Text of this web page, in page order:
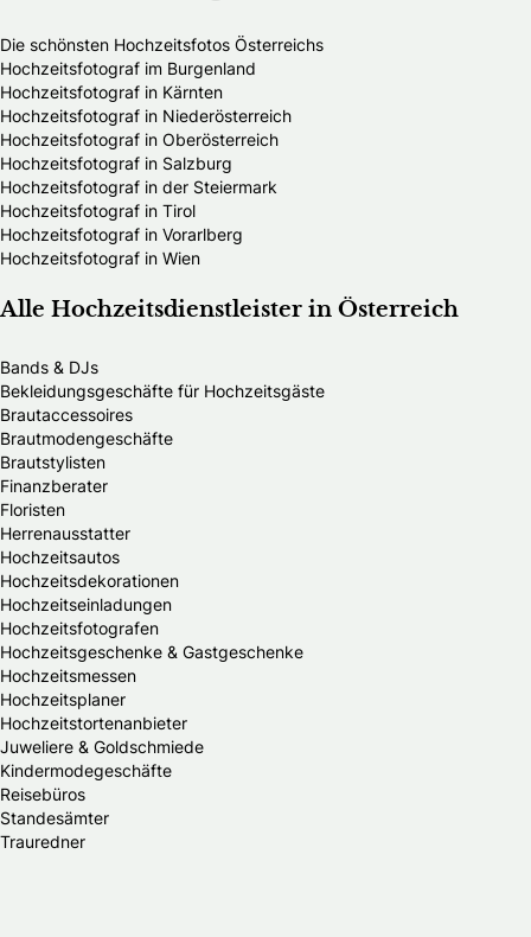
Die schönsten Hochzeitsfotos Österreichs
Hochzeitsfotograf im Burgenland
Hochzeitsfotograf in Kärnten
Hochzeitsfotograf in Niederösterreich
Hochzeitsfotograf in Oberösterreich
Hochzeitsfotograf in Salzburg
Hochzeitsfotograf in der Steiermark
Hochzeitsfotograf in Tirol
Hochzeitsfotograf in Vorarlberg
Hochzeitsfotograf in Wien
Alle Hochzeitsdienstleister in Österreich
Bands & DJs
Bekleidungsgeschäfte für Hochzeitsgäste
Brautaccessoires
Brautmodengeschäfte
Brautstylisten
Finanzberater
Floristen
Herrenausstatter
Hochzeitsautos
Hochzeitsdekorationen
Hochzeitseinladungen
Hochzeitsfotografen
Hochzeitsgeschenke & Gastgeschenke
Hochzeitsmessen
Hochzeitsplaner
Hochzeitstortenanbieter
Juweliere & Goldschmiede
Kindermodegeschäfte
Reisebüros
Standesämter
Trauredner